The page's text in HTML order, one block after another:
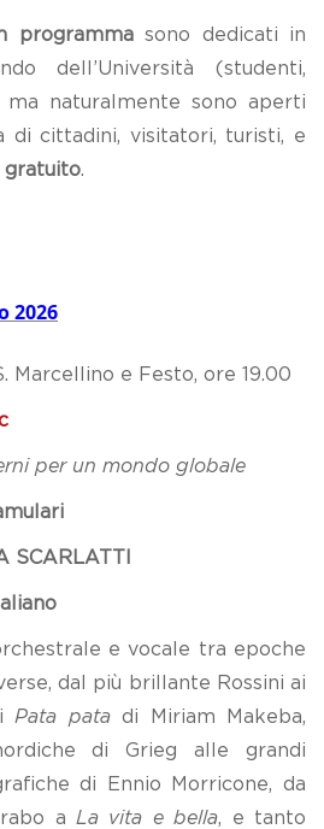
programmasono dedicati in
dell’Università (studenti,
ma naturalmente sono aperti
di cittadini, visitatori, turisti, e
gratuito.
2026
Marcellino e Festo, ore 19.00
per un mondo globale
SCARLATTI
e vocale tra epoche
dal più brillante Rossini ai
Pata patadi Miriam Makeba,
di Grieg alle grandi
di Ennio Morricone, da
a La vita e bella, e tanto